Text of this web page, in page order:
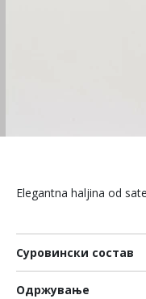
Elegantna haljina od
Суровински состав
Одржување